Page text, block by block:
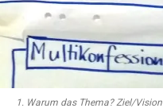
1. Warum das Thema? Ziel/Vision